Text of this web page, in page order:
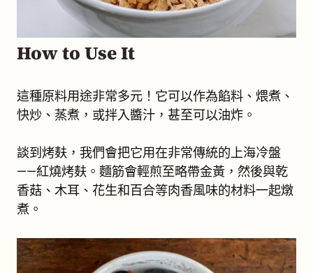
How to Use It
這種原料用途非常多元！它可以作為餡料、煨煮、
快炒、蒸煮，或拌入醬汁，甚至可以油炸。
談到烤麸，我們會把它用在非常傳統的上海冷盤
——紅燒烤麸。麵筋會輕煎至略帶金黃，然後與乾
香菇、木耳、花生和百合等肉香風味的材料一起燉
煮。